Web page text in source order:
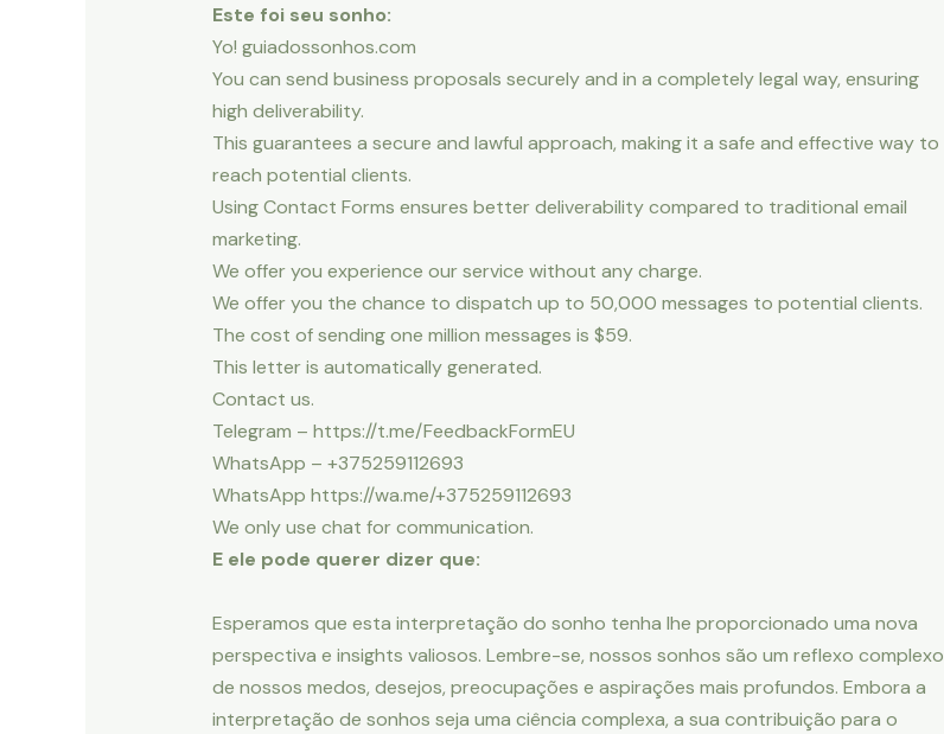
Este foi seu sonho:
Yo! guiadossonhos.com
You can send business proposals securely and in a completely legal way, ensuring
high deliverability.
This guarantees a secure and lawful approach, making it a safe and effective way to
reach potential clients.
Using Contact Forms ensures better deliverability compared to traditional email
marketing.
We offer you experience our service without any charge.
We offer you the chance to dispatch up to 50,000 messages to potential clients.
The cost of sending one million messages is $59.
This letter is automatically generated.
Contact us.
Telegram – https://t.me/FeedbackFormEU
WhatsApp – +375259112693
WhatsApp https://wa.me/+375259112693
We only use chat for communication.
E ele pode querer dizer que:
Esperamos que esta interpretação do sonho tenha lhe proporcionado uma nova
perspectiva e insights valiosos. Lembre-se, nossos sonhos são um reflexo complexo
de nossos medos, desejos, preocupações e aspirações mais profundos. Embora a
interpretação de sonhos seja uma ciência complexa, a sua contribuição para o